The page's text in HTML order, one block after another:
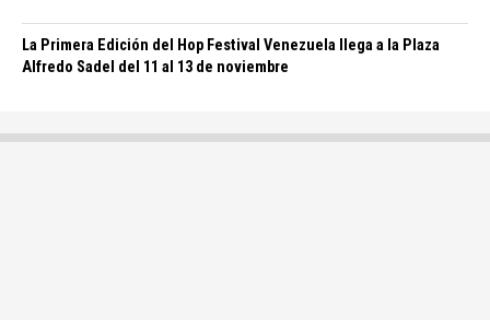
La Primera Edición del Hop Festival Venezuela llega a la Plaza
Alfredo Sadel del 11 al 13 de noviembre